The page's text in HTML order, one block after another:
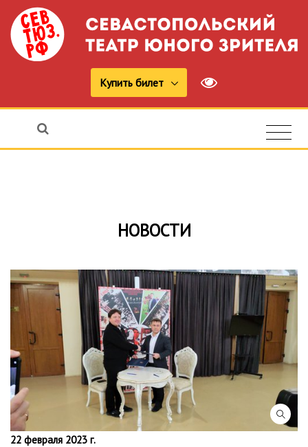
Купить билет
НОВОСТИ
22 февраля 2023 г.